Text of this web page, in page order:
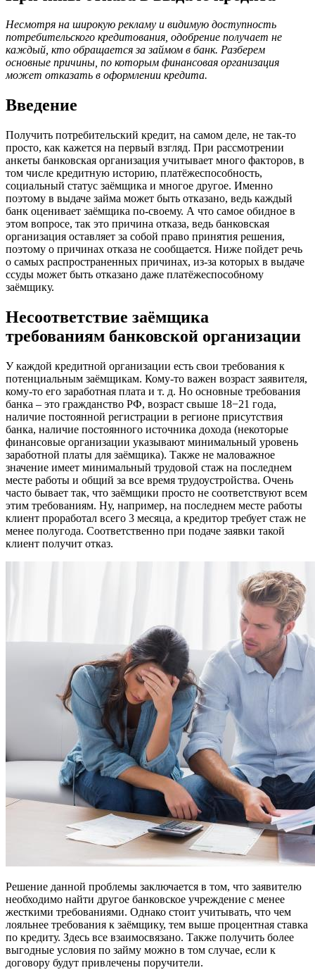
Несмотря на широкую рекламу и видимую доступность
потребительского кредитования, одобрение получает не
каждый, кто обращается за займом в банк. Разберем
основные причины, по которым финансовая организация
может отказать в оформлении кредита.
Введение
Получить потребительский кредит, на самом деле, не так-то
просто, как кажется на первый взгляд. При рассмотрении
анкеты банковская организация учитывает много факторов, в
том числе кредитную историю, платёжеспособность,
социальный статус заёмщика и многое другое. Именно
поэтому в выдаче займа может быть отказано, ведь каждый
банк оценивает заёмщика по-своему. А что самое обидное в
этом вопросе, так это причина отказа, ведь банковская
организация оставляет за собой право принятия решения,
поэтому о причинах отказа не сообщается. Ниже пойдет речь
о самых распространенных причинах, из-за которых в выдаче
ссуды может быть отказано даже платёжеспособному
заёмщику.
Несоответствие заёмщика
требованиям банковской организации
У каждой кредитной организации есть свои требования к
потенциальным заёмщикам. Кому-то важен возраст заявителя,
кому-то его заработная плата и т. д. Но основные требования
банка – это гражданство РФ, возраст свыше 18−21 года,
наличие постоянной регистрации в регионе присутствия
банка, наличие постоянного источника дохода (некоторые
финансовые организации указывают минимальный уровень
заработной платы для заёмщика). Также не маловажное
значение имеет минимальный трудовой стаж на последнем
месте работы и общий за все время трудоустройства. Очень
часто бывает так, что заёмщики просто не соответствуют всем
этим требованиям. Ну, например, на последнем месте работы
клиент проработал всего 3 месяца, а кредитор требует стаж не
менее полугода. Соответственно при подаче заявки такой
клиент получит отказ.
Решение данной проблемы заключается в том, что заявителю
необходимо найти другое банковское учреждение с менее
жесткими требованиями. Однако стоит учитывать, что чем
лояльнее требования к заёмщику, тем выше процентная ставка
по кредиту. Здесь все взаимосвязано. Также получить более
выгодные условия по займу можно в том случае, если к
договору будут привлечены поручители.